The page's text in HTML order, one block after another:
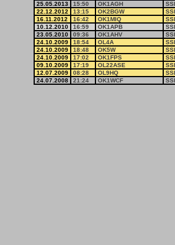
25.05.2013
15:50 OK1AGH
22.12.2012
13:15 OK2BGW
16.11.2012
16:42 OK1MIQ
10.12.2010
16:59 OK1APB
23.05.2010
09:36 OK1AHV
24.10.2009
18:54 OL4A
24.10.2009
18:48 OK5W
24.10.2009
17:02 OK1FPS
09.10.2009
17:19 OL22ASE
12.07.2009
08:28 OL9HQ
24.07.2008
21:24 OK1WCF